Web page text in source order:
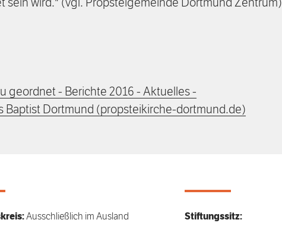
sein wird." (vgl. Propsteigemeinde Dortmund Zentrum)
geordnet - Berichte 2016 - Aktuelles -
Baptist Dortmund (propsteikirche-dortmund.de)
Ausschließlich im Ausland
Stiftungssitz: